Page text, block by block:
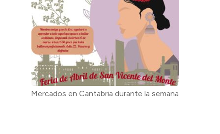
Mercados en Cantabria durante la semana